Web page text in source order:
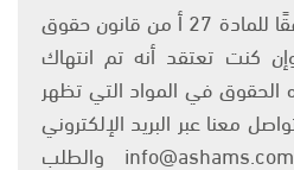
يتم الاستخدام المواد وفقًا للمادة 27 أ من قانون حقوق
والنشر 2007، وإن كنت تعتقد أنه تم انتهاك
في المواد التي تظهر
معنا عبر البريد الإلكتروني
على العنوان التالي: info@ashams.com والطلب